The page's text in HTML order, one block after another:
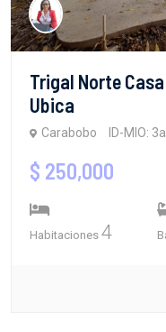
Trigal Norte
Ubica
Carabobo ID-MIO:
$ 250,000
Habitaciones 4